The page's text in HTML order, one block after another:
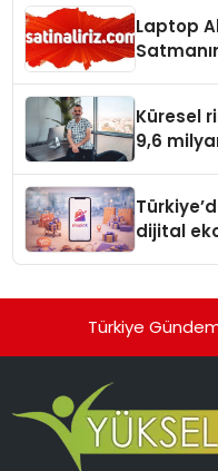
Laptop
Küresel
9,6
dijital
Türkiye